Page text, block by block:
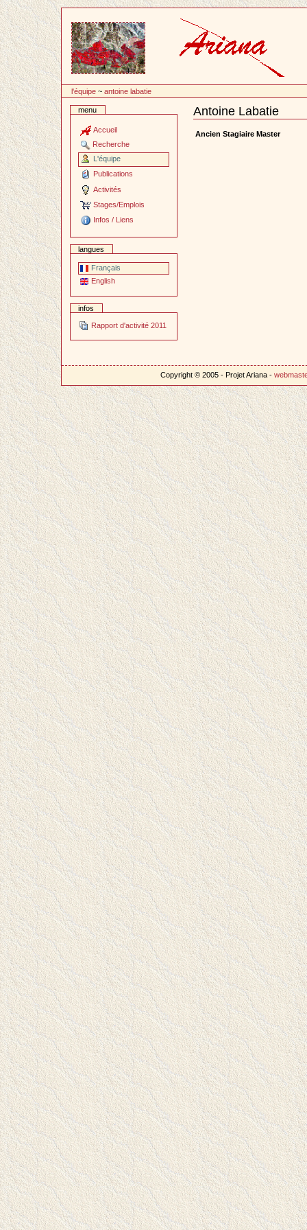
contenu
l'équipe ~antoine labatie
menu
Accueil
Recherche
L'équipe
Publications
Activités
Stages/Emplois
Infos / Liens
langues
Français
English
infos
Rapport d'activité 2011
Antoine Labatie
Document
Actions
Ancien Stagiaire Master
Copyright © 2005 - Projet Ariana -